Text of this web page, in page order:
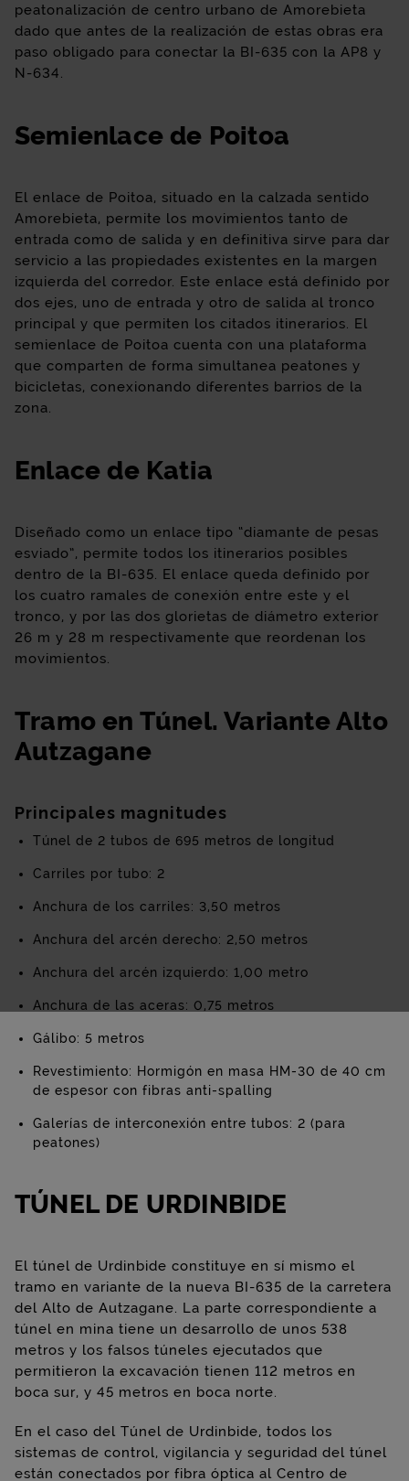
peatonalización de centro urbano de Amorebieta
dado que antes de la realización de estas obras era
paso obligado para conectar la BI-635 con la AP8 y
N-634.
Semienlace de Poitoa
El enlace de Poitoa, situado en la calzada sentido
Amorebieta, permite los movimientos tanto de
entrada como de salida y en definitiva sirve para dar
servicio a las propiedades existentes en la margen
izquierda del corredor. Este enlace está definido por
dos ejes, uno de entrada y otro de salida al tronco
principal y que permiten los citados itinerarios. El
semienlace de Poitoa cuenta con una plataforma
que comparten de forma simultanea peatones y
bicicletas, conexionando diferentes barrios de la
zona.
Enlace de Katia
Diseñado como un enlace tipo “diamante de pesas
esviado”, permite todos los itinerarios posibles
dentro de la BI-635. El enlace queda definido por
los cuatro ramales de conexión entre este y el
tronco, y por las dos glorietas de diámetro exterior
26 m y 28 m respectivamente que reordenan los
movimientos.
Tramo en Túnel. Variante Alto
Autzagane
Principales magnitudes
Túnel de 2 tubos de 695 metros de longitud
Carriles por tubo: 2
Anchura de los carriles: 3,50 metros
Anchura del arcén derecho: 2,50 metros
Anchura del arcén izquierdo: 1,00 metro
Anchura de las aceras: 0,75 metros
Gálibo: 5 metros
Revestimiento: Hormigón en masa HM-30 de 40 cm
de espesor con fibras anti-spalling
Galerías de interconexión entre tubos: 2 (para
peatones)
TÚNEL DE URDINBIDE
El túnel de Urdinbide constituye en sí mismo el
tramo en variante de la nueva BI-635 de la carretera
del Alto de Autzagane. La parte correspondiente a
túnel en mina tiene un desarrollo de unos 538
metros y los falsos túneles ejecutados que
permitieron la excavación tienen 112 metros en
boca sur, y 45 metros en boca norte.
En el caso del Túnel de Urdinbide, todos los
sistemas de control, vigilancia y seguridad del túnel
están conectados por fibra óptica al Centro de